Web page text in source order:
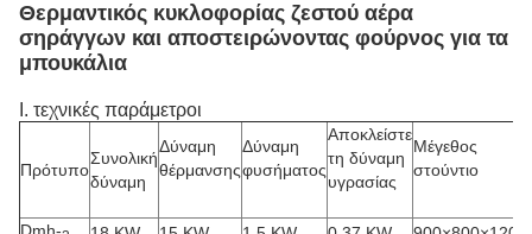
Θερμαντικός κυκλοφορίας ζεστού αέρα
σηράγγων και αποστειρώνοντας φούρνος για τα
μπουκάλια
Ι. τεχνικές παράμετροι
Πρότυπο
Συνολική
δύναμη
Δύναμη
θέρμανσης
Δύναμη
φυσήματος
Αποκλείστε
τη δύναμη
υγρασίας
Μέγεθος
στούντιο